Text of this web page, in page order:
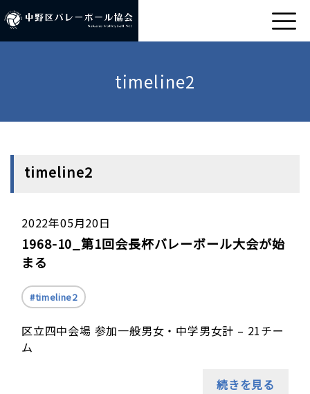
timeline2
timeline2
2022年05月20日
1968-10_第1回会長杯バレーボール大会が始
まる
timeline2
区立四中会場 参加一般男女・中学男女計 – 21チー
ム
続きを見る